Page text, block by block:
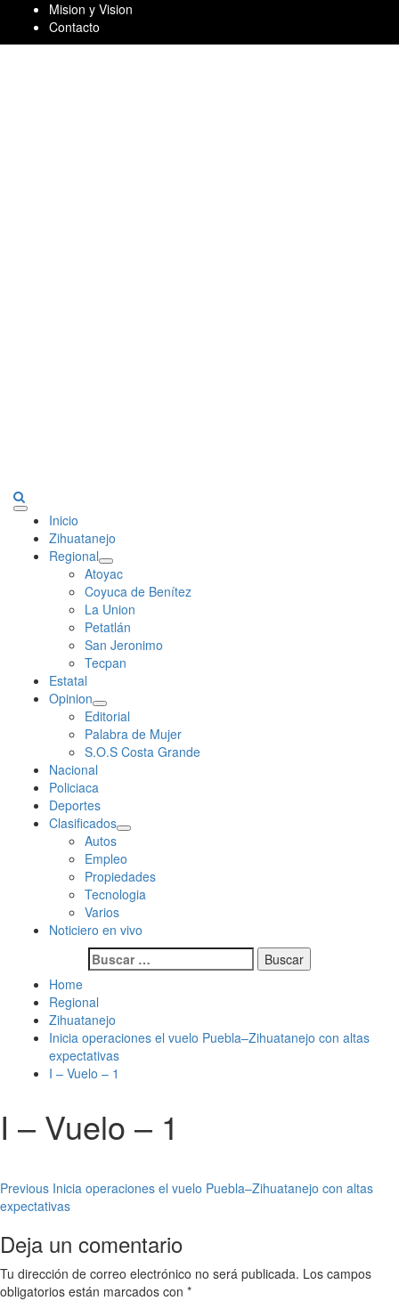
content
Mision y Vision
Contacto
Primary
Menu
Inicio
Zihuatanejo
Regional
Atoyac
Coyuca de Benítez
La Union
Petatlán
San Jeronimo
Tecpan
Estatal
Opinion
Editorial
Palabra de Mujer
S.O.S Costa Grande
Nacional
Policiaca
Deportes
Clasificados
Autos
Empleo
Propiedades
Tecnologia
Varios
Noticiero en vivo
Buscar:
Home
Regional
Zihuatanejo
Inicia operaciones el vuelo Puebla–Zihuatanejo con altas
expectativas
I – Vuelo – 1
I – Vuelo – 1
Post
navigation
Previous Inicia operaciones el vuelo Puebla–Zihuatanejo con altas
expectativas
Deja un comentario
Tu dirección de correo electrónico no será publicada. Los campos
obligatorios están marcados con *